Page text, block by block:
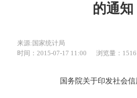
的通知
来源:国家统计局
时间：2015-07-17 11:00
浏览量：1516
国务院关于印发社会信